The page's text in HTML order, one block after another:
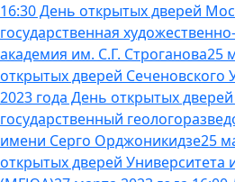
16:30 День открытых дверей
государственная
академия им. С.Г. Строганова25
открытых дверей Сеченовского
2023 года День открытых
государственный
имени Серго Орджоникидзе25
открытых дверей Университета